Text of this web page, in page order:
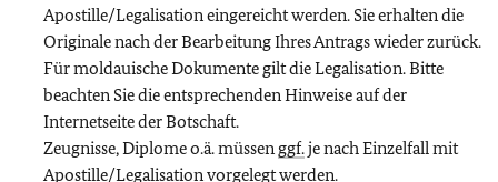
Apostille/Legalisation eingereicht werden. Sie erhalten die
Originale nach der Bearbeitung Ihres Antrags wieder zurück.
Für moldauische Dokumente gilt die Legalisation. Bitte
beachten Sie die entsprechenden Hinweise auf der
Internetseite der Botschaft.
Zeugnisse, Diplome o.ä. müssen ggf.je nach Einzelfall mit
Apostille/Legalisation vorgelegt werden.